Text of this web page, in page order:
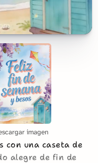
imagen
con una caseta de
alegre de fin de